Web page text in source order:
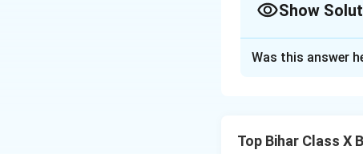
Show
Step 2: निष्कर्ष।
Was this answer
Top Bihar Class X